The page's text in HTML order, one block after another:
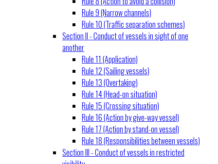
Rule 9 (Narrow channels)
Rule 10 (Traffic separation schemes)
Section II - Conduct of vessels in sight of one
another
Rule 11 (Application)
Rule 12 (Sailing vessels)
Rule 13 (Overtaking)
Rule 14 (Head-on situation)
Rule 15 (Crossing situation)
Rule 16 (Action by give-way vessel)
Rule 17 (Action by stand-on vessel)
Rule 18 (Responsibilities between vessels)
Section III - Conduct of vessels in restricted